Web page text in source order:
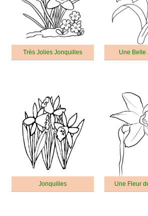
Très Jolies Jonquilles Une Belle
Jonquilles Une Fleur